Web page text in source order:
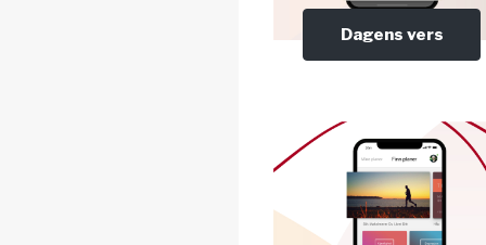
Dagens vers